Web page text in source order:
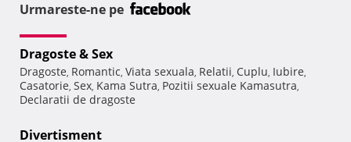
Urmareste-ne pe
Dragoste & Sex
Dragoste, Romantic, Viata sexuala, Relatii, Cuplu, Iubire,
Casatorie, Sex, Kama Sutra, Pozitii sexuale Kamasutra,
Declaratii de dragoste
Divertisment